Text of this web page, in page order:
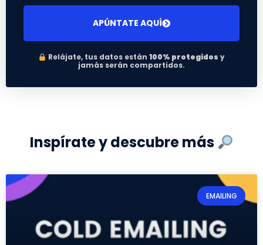
APÚNTATE AQUÍ
Relájate, tus datos están 100% protegidos y
jamás serán compartidos.
Inspírate y descubre más
EMAILING